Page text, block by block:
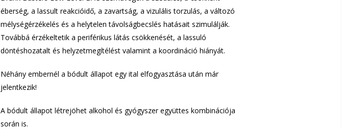
éberség, a lassult reakcióidő, a zavartság, a vizulális torzulás, a változó
mélységérzékelés és a helytelen távolságbecslés hatásait szimulálják.
Továbbá érzékeltetik a periférikus látás csökkenését, a lassuló
döntéshozatalt és helyzetmegítélést valamint a koordináció hiányát.
Néhány embernél a bódult állapot egy ital elfogyasztása után már
jelentkezik!
A bódult állapot létrejöhet alkohol és gyógyszer együttes kombinációja
során is.